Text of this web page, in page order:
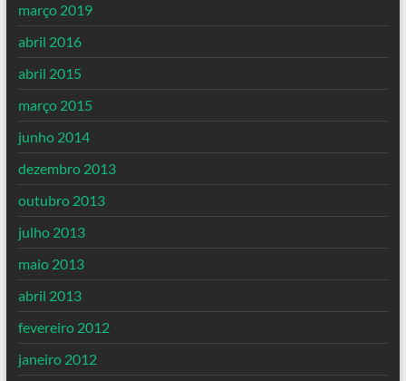
março 2019
abril 2016
abril 2015
março 2015
junho 2014
dezembro 2013
outubro 2013
julho 2013
maio 2013
abril 2013
fevereiro 2012
janeiro 2012